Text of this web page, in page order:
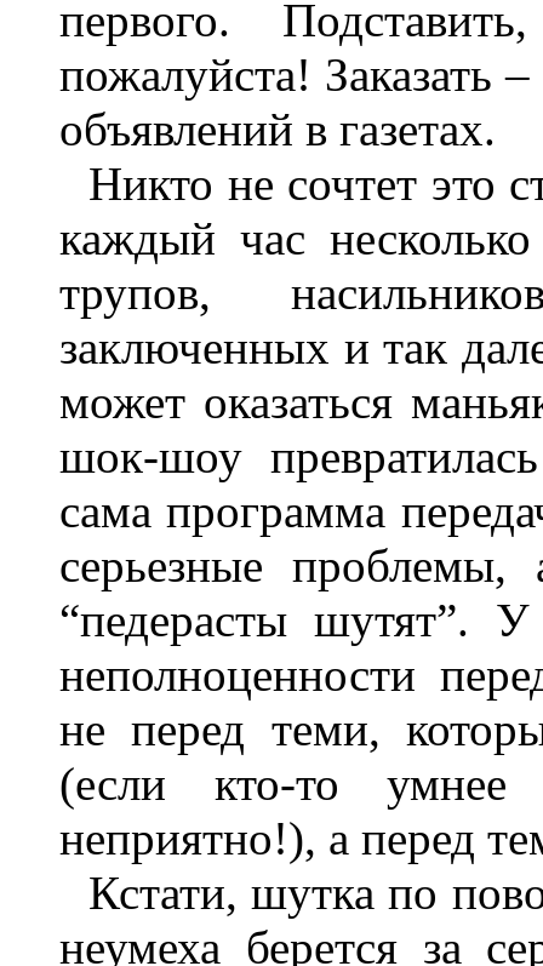
первого.
пожалуйста! Заказать
объявлений в газетах.
Никто не сочтет это
каждый час
трупов,
заключенных и так
может оказаться
шок-шоу
сама программа
серьезные
“педерасты шутят”.
неполноценности
не перед теми,
(если кто-то
неприятно!), а перед
Кстати, шутка по
неумеха берется за